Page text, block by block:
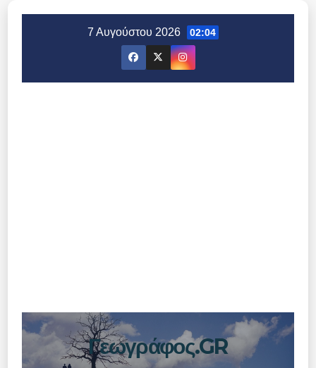
7 Αυγούστου 2026 02:04
Γεωγράφος.GR